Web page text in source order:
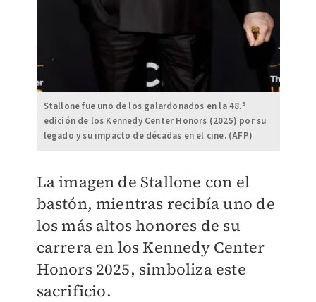
Stallone fue uno de los galardonados en la 48.ª
edición de los Kennedy Center Honors (2025) por su
legado y su impacto de décadas en el cine. (AFP)
La imagen de Stallone con el
bastón, mientras recibía uno de
los más altos honores de su
carrera en los Kennedy Center
Honors 2025, simboliza este
sacrificio.